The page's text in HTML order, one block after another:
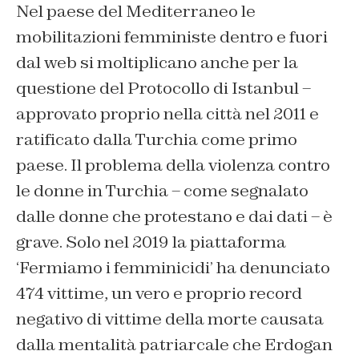
Nel paese del Mediterraneo le
mobilitazioni femministe dentro e fuori
dal web si moltiplicano anche per la
questione del Protocollo di Istanbul –
approvato proprio nella città nel 2011 e
ratificato dalla Turchia come primo
paese. Il problema della violenza contro
le donne in Turchia – come segnalato
dalle donne che protestano e dai dati – è
grave. Solo nel 2019 la piattaforma
‘Fermiamo i femminicidi’ ha denunciato
474 vittime, un vero e proprio record
negativo di vittime della morte causata
dalla mentalità patriarcale che Erdogan